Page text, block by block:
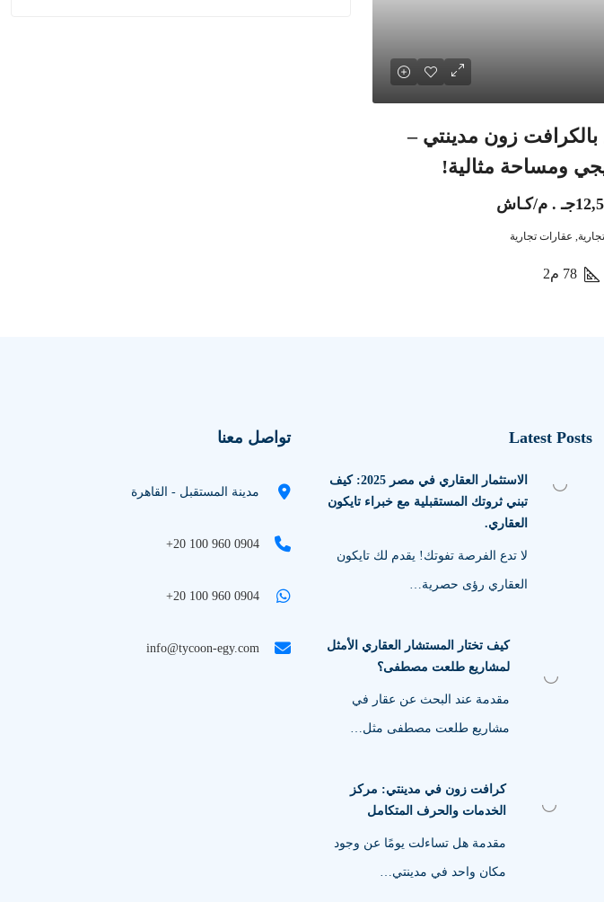
بالكرافت زون مدينتي –
ومساحة مثالية!
م/كـاش
عقارات تجارية
78 م2
Latest Posts
الاستثمار العقاري في مصر 2025: كيف
تبني ثروتك المستقبلية مع خبراء تايكون
العقاري.
لا تدع الفرصة تفوتك! يقدم لك تايكون
العقاري رؤى حصرية…
كيف تختار المستشار العقاري الأمثل
لمشاريع طلعت مصطفى؟
مقدمة عند البحث عن عقار في
مشاريع طلعت مصطفى مثل…
كرافت زون في مدينتي: مركز
الخدمات والحرف المتكامل
مقدمة هل تساءلت يومًا عن وجود
مكان واحد في مدينتي…
تواصل معنا
مدينة المستقبل - القاهرة
+20 100 960 0904
+20 100 960 0904
info@tycoon-egy.com